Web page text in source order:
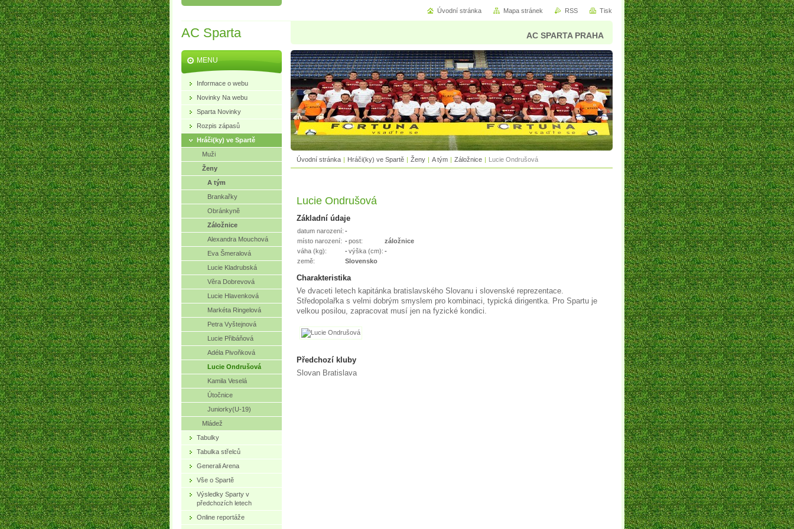
AC Sparta AC SPARTA PRAHA
Úvodní stránka | Hráči(ky) ve Spartě | Ženy | A tým | Záložnice | Lucie Ondrušová
Lucie Ondrušová
Základní údaje
datum narození: -
místo narození: -post:
záložnice
váha (kg):
-výška (cm): -
země:
Slovensko
Charakteristika
Ve dvaceti letech kapitánka bratislavského Slovanu i slovenské reprezentace.
Středopolařka s velmi dobrým smyslem pro kombinaci, typická dirigentka. Pro Spartu je
velkou posilou, zapracovat musí jen na fyzické kondici.
Předchozí kluby
Slovan Bratislava
MENU
Informace o webu
Novinky Na webu
Sparta Novinky
Rozpis zápasů
Hráči(ky) ve Spartě
Muži
Ženy
A tým
Brankařky
Obránkyně
Záložnice
Alexandra Mouchová
Eva Šmeralová
Lucie Kladrubská
Věra Dobrevová
Lucie Hlavenková
Markéta Ringelová
Petra Vyštejnová
Lucie Přibáňová
Adéla Pivoňková
Lucie Ondrušová
Kamila Veselá
Útočnice
Juniorky(U-19)
Mládež
Tabulky
Tabulka střelců
Generali Arena
Vše o Spartě
Výsledky Sparty v
předchozích letech
Online reportáže
Úvodní stránka Mapa stránek RSS Tisk